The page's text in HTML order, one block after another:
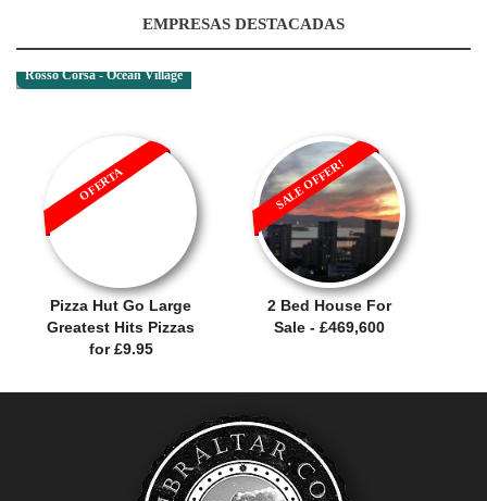
EMPRESAS DESTACADAS
Rosso Corsa - Ocean Village
Pizza Hut Go Large
Greatest Hits Pizzas
for £9.95
OFERTA
2 Bed House For
Sale - £469,600
SALE OFFER!